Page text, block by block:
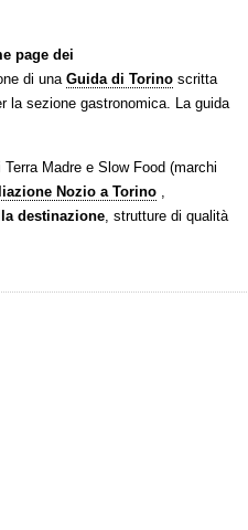
page dei
di una Guida di Torino scritta
la sezione gastronomica. La guida
Madre e Slow Food (marchi
Nozio a Torino ,
destinazione, strutture di qualità